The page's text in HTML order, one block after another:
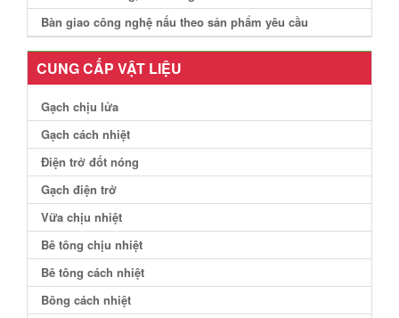
Bàn giao công nghệ nấu theo sản phẩm yêu cầu
CUNG CẤP VẬT LIỆU
Gạch chịu lửa
Gạch cách nhiệt
Điện trở đốt nóng
Gạch điện trở
Vữa chịu nhiệt
Bê tông chịu nhiệt
Bê tông cách nhiệt
Bông cách nhiệt